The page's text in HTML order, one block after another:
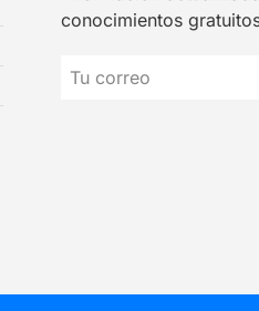
conocimientos